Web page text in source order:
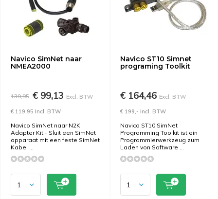
Navico SimNet naar
NMEA2000
139,95 € 99,13 Excl. BTW
€ 119,95 Incl. BTW
Navico SimNet naar N2K
Adapter Kit - Sluit een SimNet
apparaat mit een feste SimNet
Kabel ...
Navico ST10 Simnet
programing Toolkit
€ 164,46 Excl. BTW
€ 199,- Incl. BTW
Navico ST10 SimNet
Programming Toolkit ist ein
Programmierwerkzeug zum
Laden von Software ...